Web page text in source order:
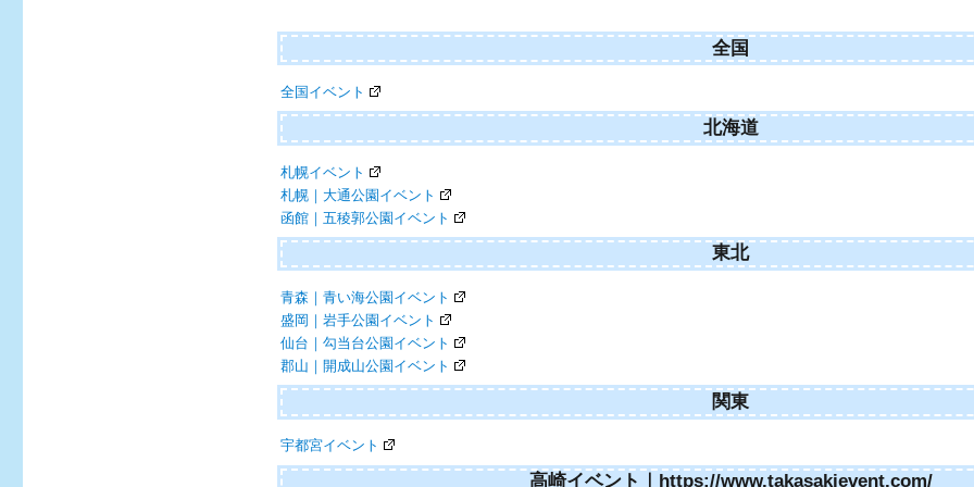
全国
全国イベント
北海道
札幌イベント
札幌｜大通公園イベント
函館｜五稜郭公園イベント
東北
青森｜青い海公園イベント
盛岡｜岩手公園イベント
仙台｜勾当台公園イベント
郡山｜開成山公園イベント
関東
宇都宮イベント
高崎イベント｜https://www.takasakievent.com/